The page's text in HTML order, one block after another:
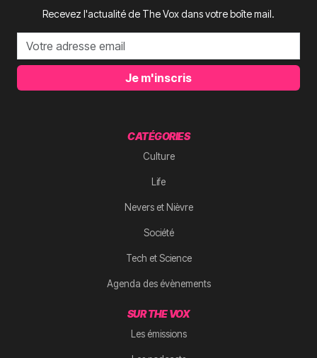
Recevez l'actualité de The Vox dans votre boîte mail.
Je m'inscris
CATÉGORIES
Culture
Life
Nevers et Nièvre
Société
Tech et Science
Agenda des évènements
SUR THE VOX
Les émissions